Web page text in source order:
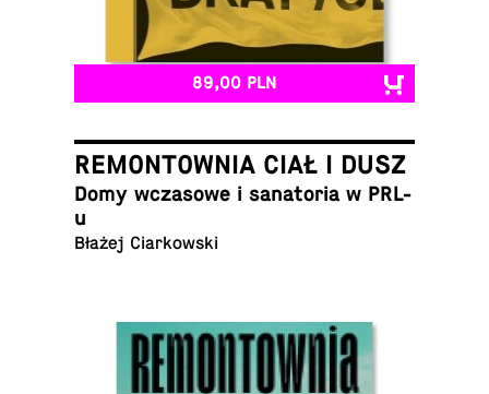
89,00 PLN
REMONTOWNIA CIAŁ I DUSZ
Domy wcza­so­we i sa­na­to­ria w PRL-
u
Błażej Ciarkowski